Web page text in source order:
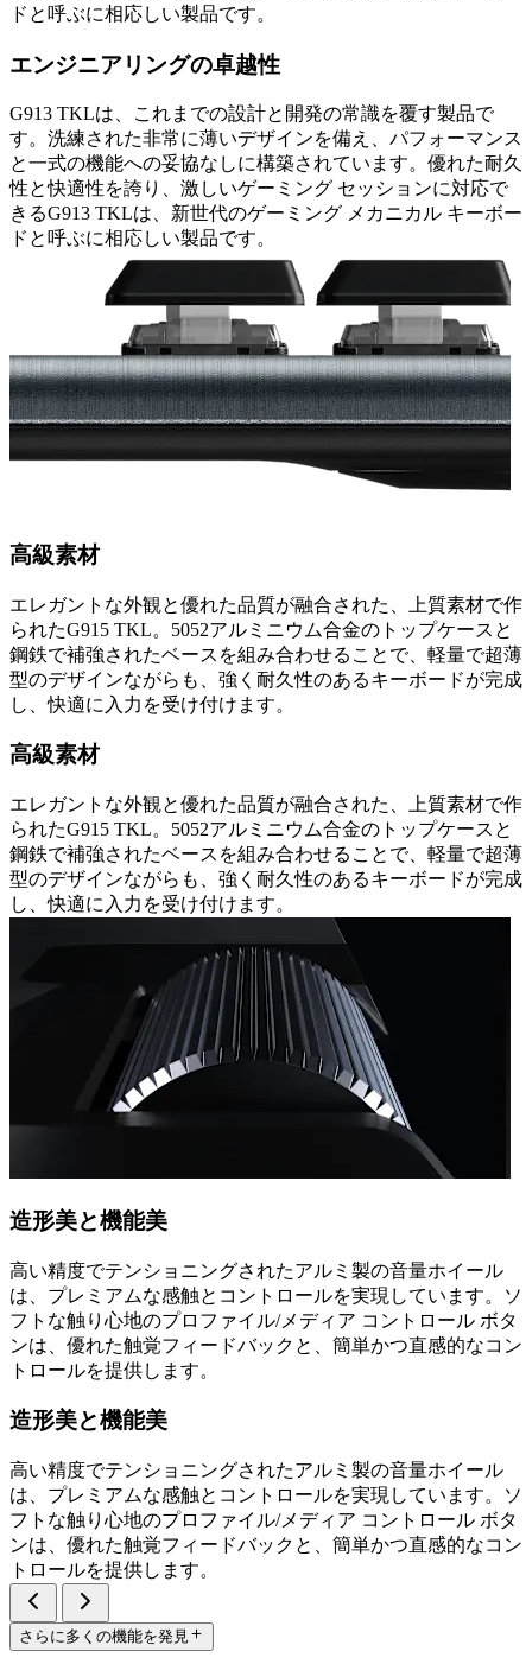
ドと呼ぶに相応しい製品です。
エンジニアリングの卓越性
G913 TKLは、これまでの設計と開発の常識を覆す製品で
す。洗練された非常に薄いデザインを備え、パフォーマンス
と一式の機能への妥協なしに構築されています。優れた耐久
性と快適性を誇り、激しいゲーミング セッションに対応で
きるG913 TKLは、新世代のゲーミング メカニカル キーボー
ドと呼ぶに相応しい製品です。
高級素材
エレガントな外観と優れた品質が融合された、上質素材で作
られたG915 TKL。5052アルミニウム合金のトップケースと
鋼鉄で補強されたベースを組み合わせることで、軽量で超薄
型のデザインながらも、強く耐久性のあるキーボードが完成
し、快適に入力を受け付けます。
高級素材
エレガントな外観と優れた品質が融合された、上質素材で作
られたG915 TKL。5052アルミニウム合金のトップケースと
鋼鉄で補強されたベースを組み合わせることで、軽量で超薄
型のデザインながらも、強く耐久性のあるキーボードが完成
し、快適に入力を受け付けます。
造形美と機能美
高い精度でテンショニングされたアルミ製の音量ホイール
は、プレミアムな感触とコントロールを実現しています。ソ
フトな触り心地のプロファイル/メディア コントロール ボタ
ンは、優れた触覚フィードバックと、簡単かつ直感的なコン
トロールを提供します。
造形美と機能美
高い精度でテンショニングされたアルミ製の音量ホイール
は、プレミアムな感触とコントロールを実現しています。ソ
フトな触り心地のプロファイル/メディア コントロール ボタ
ンは、優れた触覚フィードバックと、簡単かつ直感的なコン
トロールを提供します。
さらに多くの機能を発見